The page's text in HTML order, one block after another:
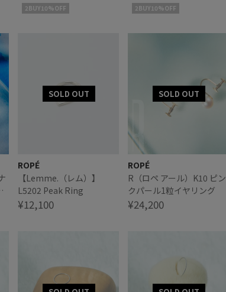
2BUY10%OFF 2BUY10%OFF
ROPÉ
【Lemme.（レム）】
L5202 Peak Ring
¥12,100
ROPÉ
R（ロペ アール）K10 ピン
クパール1粒イヤリング
¥24,200